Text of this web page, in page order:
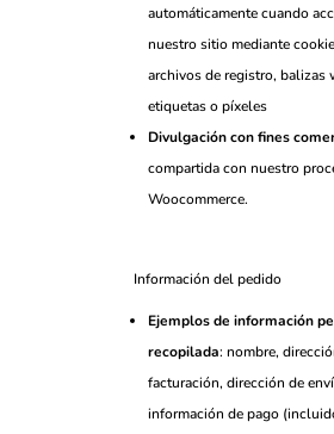
automáticamente cuando
nuestro sitio mediante
archivos de registro, balizas
etiquetas o píxeles
Divulgación con fines
compartida con nuestro
Woocommerce.
Información del pedido
Ejemplos de información
recopilada: nombre,
facturación, dirección de
información de pago